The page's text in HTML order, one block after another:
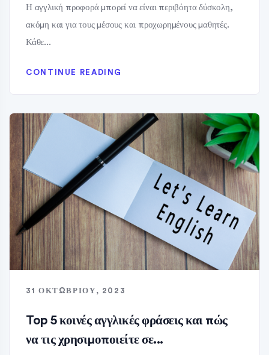
Η αγγλική προφορά μπορεί να είναι περιβόητα δύσκολη,
ακόμη και για τους μέσους και προχωρημένους μαθητές.
Κάθε...
CONTINUE READING
31 ΟΚΤΩΒΡΊΟΥ, 2023
Top 5 κοινές αγγλικές φράσεις και πώς
να τις χρησιμοποιείτε σε...